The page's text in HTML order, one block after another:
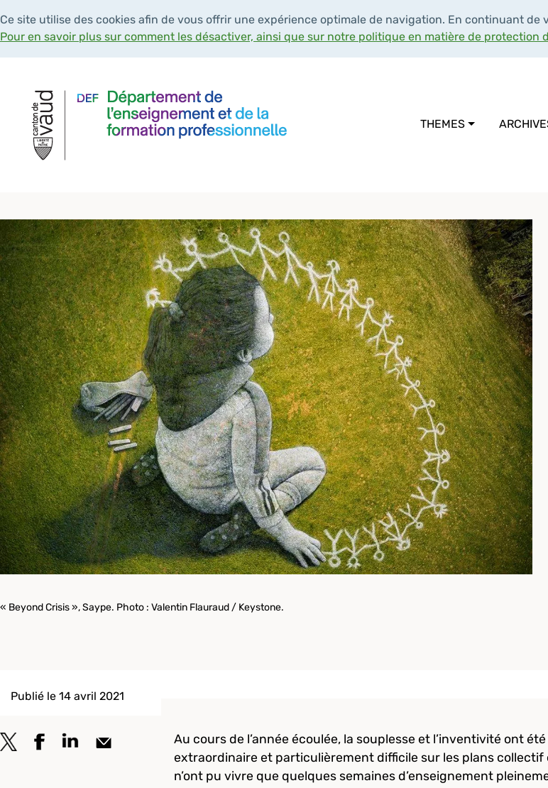
Ce site utilise des cookies afin de vous offrir une expérience optimale de navigation. En continuant
Pour en savoir plus sur comment les désactiver, ainsi que sur notre politique en matière de protection
THEMES
« Beyond Crisis », Saype. Photo : Valentin Flauraud / Keystone.
Publié le 14 avril 2021
Au cours de l’année écoulée, la souplesse et l’inventivité ont
extraordinaire et particulièrement difficile sur les plans collectif
n’ont pu vivre que quelques semaines d’enseignement